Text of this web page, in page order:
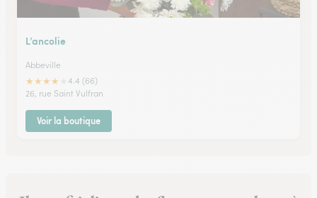
L’ancolie
Abbeville
★★★★
4.4 (66)
26, rue Saint Vulfran
Voir la boutique